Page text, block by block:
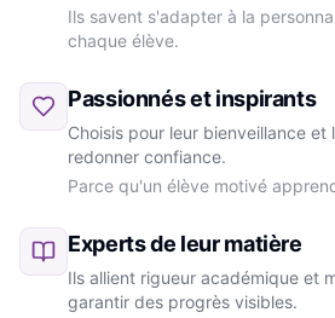
Ils savent s'adapter à la
chaque élève.
Passionnés et inspirants
Choisis pour leur bienveillance et
redonner confiance.
Parce qu'un élève motivé
Experts de leur matière
Ils allient rigueur académique et
garantir des progrès visibles.